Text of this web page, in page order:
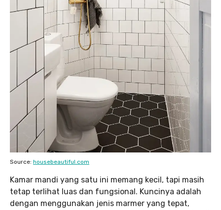
Source: housebeautiful.com
Kamar mandi yang satu ini memang kecil, tapi masih
tetap terlihat luas dan fungsional. Kuncinya adalah
dengan menggunakan jenis marmer yang tepat,